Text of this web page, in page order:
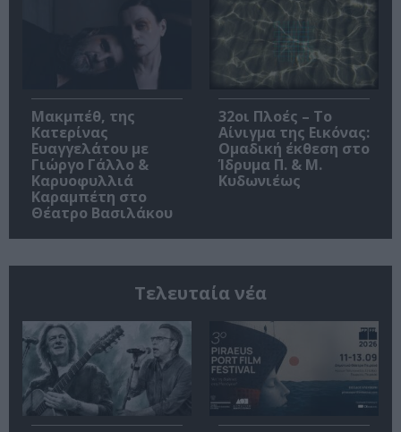
Μακμπέθ, της
Κατερίνας
Ευαγγελάτου με
Γιώργο Γάλλο &
Καρυοφυλλιά
Καραμπέτη στο
Θέατρο Βασιλάκου
32οι Πλοές – Το
Αίνιγμα της Εικόνας:
Ομαδική έκθεση στο
Ίδρυμα Π. & Μ.
Κυδωνιέως
Τελευταία νέα